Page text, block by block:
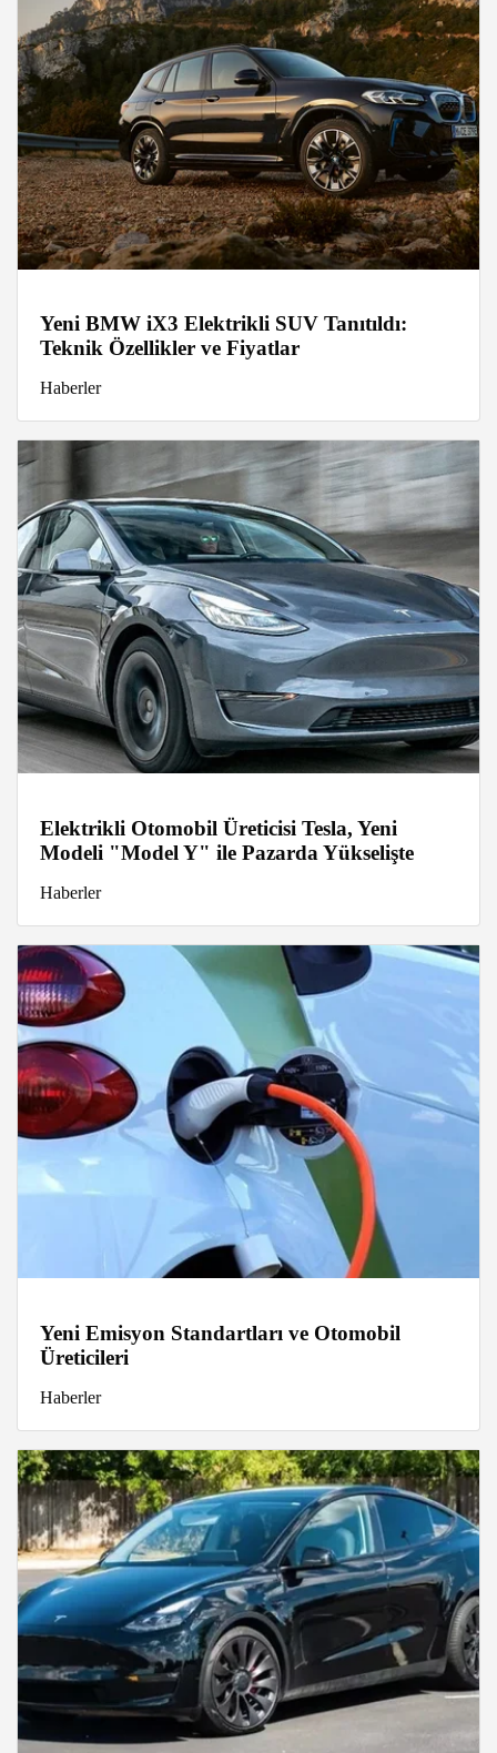
Yeni BMW iX3 Elektrikli SUV Tanıtıldı:
Teknik Özellikler ve Fiyatlar
Haberler
Elektrikli Otomobil Üreticisi Tesla, Yeni
Modeli "Model Y" ile Pazarda Yükselişte
Haberler
Yeni Emisyon Standartları ve Otomobil
Üreticileri
Haberler